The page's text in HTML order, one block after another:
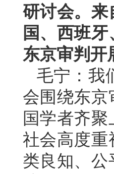
研讨会。来
国、西班
东京审判开
毛宁：我
会围绕东京
国学者齐
社会高度重
类良知、